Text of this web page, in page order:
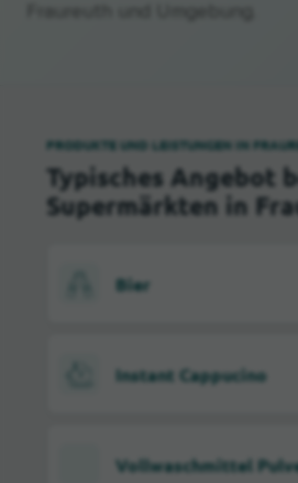
PRODUKTE UND LEISTUNGEN IN
Typisches Angebot
Supermärkten in
Bier
Instant Cappucino
Vollwaschmittel